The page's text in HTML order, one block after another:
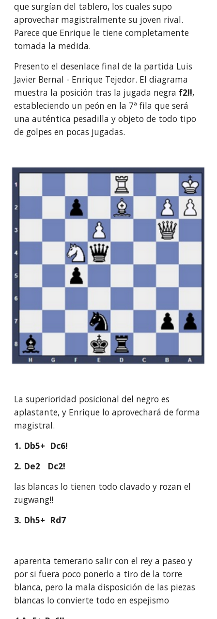
que surgían del tablero, los cuales supo
aprovechar magistralmente su joven rival.
Parece que Enrique le tiene completamente
tomada la medida.
Presento el desenlace final de la partida Luis
Javier Bernal - Enrique Tejedor. El diagrama
muestra la posición tras la jugada negra f2!!,
estableciendo un peón en la 7ª fila que será
una auténtica pesadilla y objeto de todo tipo
de golpes en pocas jugadas.
La superioridad posicional del negro es
aplastante, y Enrique lo aprovechará de forma
magistral.
1. Db5+ Dc6!
2. De2 Dc2!
las blancas lo tienen todo clavado y rozan el
zugwang!!
3. Dh5+ Rd7
aparenta temerario salir con el rey a paseo y
por si fuera poco ponerlo a tiro de la torre
blanca, pero la mala disposición de las piezas
blancas lo convierte todo en espejismo